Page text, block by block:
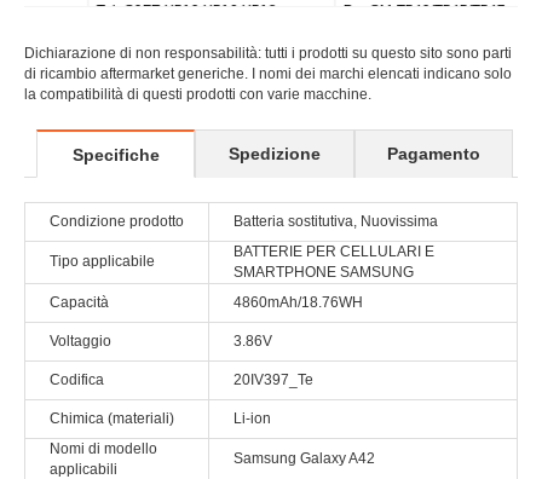
Tab S9FE X510 X516 X518
Pro SM-T540/T545/T547
Dichiarazione di non responsabilità: tutti i prodotti su questo sito sono parti
di ricambio aftermarket generiche. I nomi dei marchi elencati indicano solo
la compatibilità di questi prodotti con varie macchine.
Specifiche Spedizione Pagamento
Condizione prodotto Batteria sostitutiva, Nuovissima
Tipo applicabile
BATTERIE PER CELLULARI E
SMARTPHONE SAMSUNG
Capacità
4860mAh/18.76WH
Voltaggio 3.86V
Codifica 20IV397_Te
Chimica (materiali)
Li-ion
Nomi di modello
applicabili
Samsung Galaxy A42